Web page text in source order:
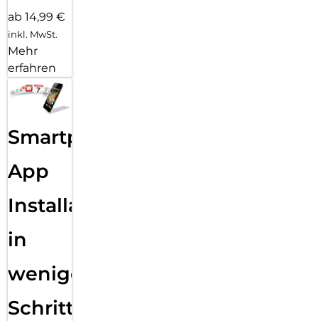
ab 14,99 €
inkl. MwSt.
Mehr
erfahren
Smartphone
App
Installation
in
wenigen
Schritten